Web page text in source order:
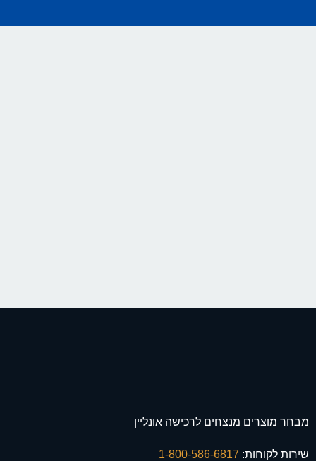
מבחר מוצרים מנצחים לרכישה אונליין
שירות לקוחות: